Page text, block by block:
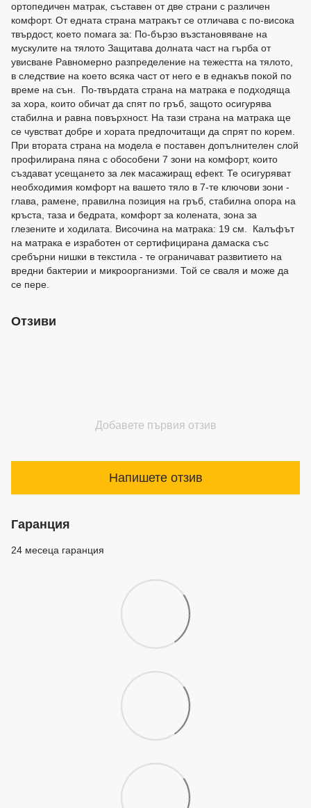
ортопедичен матрак, съставен от две страни с различен
комфорт. От едната страна матракът се отличава с по-висока
твърдост, което помага за: По-бързо възстановяване на
мускулите на тялото Защитава долната част на гърба от
увисване Равномерно разпределение на тежестта на тялото,
в следствие на което всяка част от него е в еднакъв покой по
време на сън. По-твърдата страна на матрака е подходяща
за хора, които обичат да спят по гръб, защото осигурява
стабилна и равна повърхност. На тази страна на матрака ще
се чувстват добре и хората предпочитащи да спрят по корем.
При втората страна на модела е поставен допълнителен слой
профилирана пяна с обособени 7 зони на комфорт, които
създават усещането за лек масажиращ ефект. Те осигуряват
необходимия комфорт на вашето тяло в 7-те ключови зони -
глава, рамене, правилна позиция на гръб, стабилна опора на
кръста, таза и бедрата, комфорт за колената, зона за
глезените и ходилата. Височина на матрака: 19 см. Калъфът
на матрака е изработен от сертифицирана дамаска със
сребърни нишки в текстила - те ограничават развитието на
вредни бактерии и микроорганизми. Той се сваля и може да
се пере.
Отзиви
Добавете първия отзив
Напишете отзив
Гаранция
24 месеца гаранция